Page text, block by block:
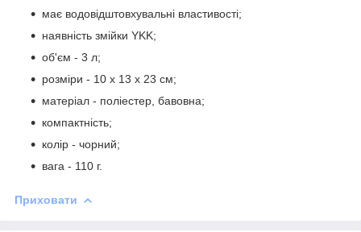
має водовідштовхувальні властивості;
наявність змійки YKK;
об'єм - 3 л;
розміри - 10 x 13 x 23 см;
матеріал - поліестер, бавовна;
компактність;
колір - чорний;
вага - 110 г.
Приховати